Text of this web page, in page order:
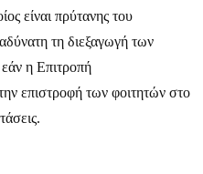
είναι πρύτανης του
τη διεξαγωγή των
η Επιτροπή
επιστροφή των φοιτητών στο